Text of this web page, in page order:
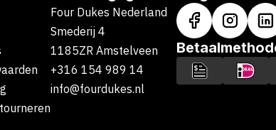
Four Dukes Nederland
Smederij 4
1185ZR Amstelveen
+316 154 989 14
info@fourdukes.nl